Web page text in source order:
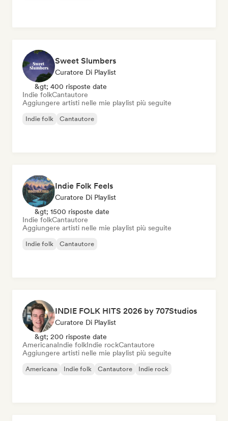
Sweet Slumbers
Curatore Di Playlist
&gt; 400 risposte date
Indie folkCantautore
Aggiungere artisti nelle mie playlist più seguite
Indie folk Cantautore
Indie Folk Feels
Curatore Di Playlist
&gt; 1500 risposte date
Indie folkCantautore
Aggiungere artisti nelle mie playlist più seguite
Indie folk Cantautore
INDIE FOLK HITS 2026 by 707Studios
Curatore Di Playlist
&gt; 200 risposte date
AmericanaIndie folkIndie rockCantautore
Aggiungere artisti nelle mie playlist più seguite
Americana Indie folk Cantautore Indie rock